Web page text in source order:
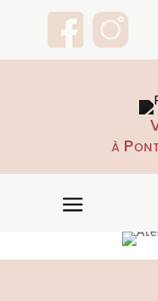
à
a